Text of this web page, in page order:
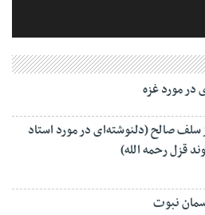
در مورد غزه
سلف صالح (دلنوشته‌ای در مورد استاد
قزل رحمه الله)
نبوت